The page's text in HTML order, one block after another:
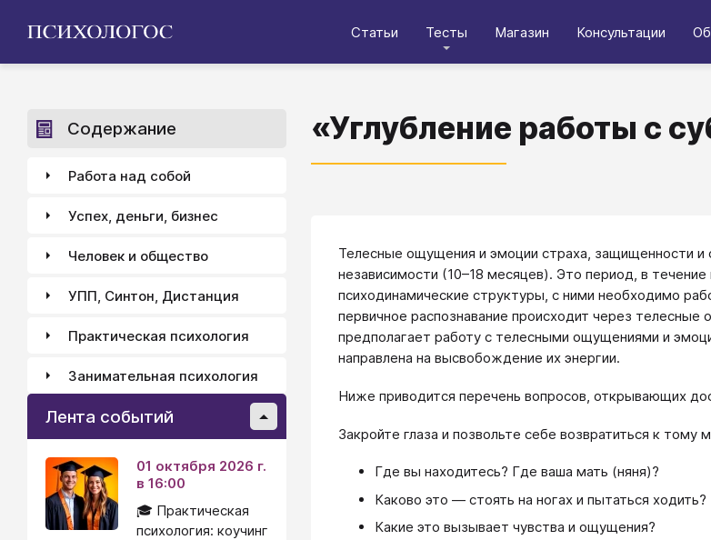
Статьи Тесты Магазин Консультации
«Углубление работы с
Телесные ощущения и эмоции страха, защищенности
независимости (10–18 месяцев). Это период, в
психодинамические структуры, с ними необходимо
первичное распознавание происходит через
предполагает работу с телесными ощущениями и
направлена на высвобождение их энергии.
Ниже приводится перечень вопросов, открывающих
Закройте глаза и позвольте себе возвратиться к
Где вы находитесь? Где ваша мать (няня)?
Каково это — стоять на ногах и пытаться ходить?
Какие это вызывает чувства и ощущения?
Содержание
Работа над собой
Успех, деньги, бизнес
Человек и общество
УПП, Синтон, Дистанция
Практическая психология
Занимательная психология
Лента событий
01 октября 2026 г.
в 16:00
🎓 Практическая
психология: коучинг